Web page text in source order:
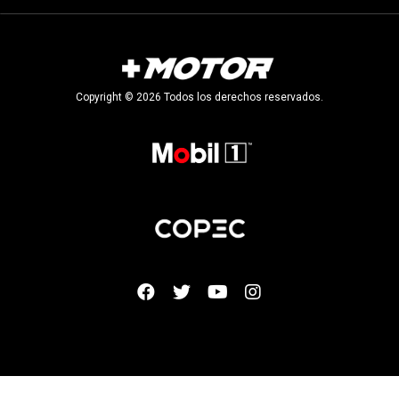
Copyright © 2026 Todos los derechos reservados.